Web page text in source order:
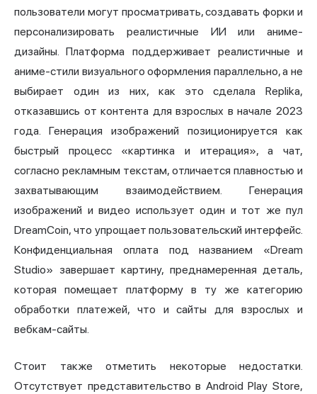
пользователи могут просматривать, создавать форки и
персонализировать реалистичные ИИ или аниме-
дизайны. Платформа поддерживает реалистичные и
аниме-стили визуального оформления параллельно, а не
выбирает один из них, как это сделала Replika,
отказавшись от контента для взрослых в начале 2023
года. Генерация изображений позиционируется как
быстрый процесс «картинка и итерация», а чат,
согласно рекламным текстам, отличается плавностью и
захватывающим взаимодействием. Генерация
изображений и видео использует один и тот же пул
DreamCoin, что упрощает пользовательский интерфейс.
Конфиденциальная оплата под названием «Dream
Studio» завершает картину, преднамеренная деталь,
которая помещает платформу в ту же категорию
обработки платежей, что и сайты для взрослых и
вебкам-сайты.
Стоит также отметить некоторые недостатки.
Отсутствует представительство в Android Play Store,